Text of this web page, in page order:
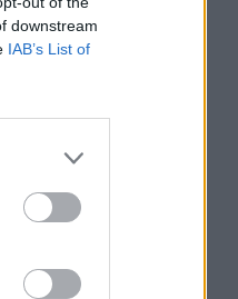
downstream
IAB’s List of